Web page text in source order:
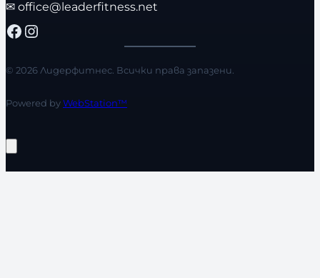
✉ office@leaderfitness.net
Facebook Instagram
© 2026 Лидерфитнес. Всички права запазени.
Powered byWebStation™